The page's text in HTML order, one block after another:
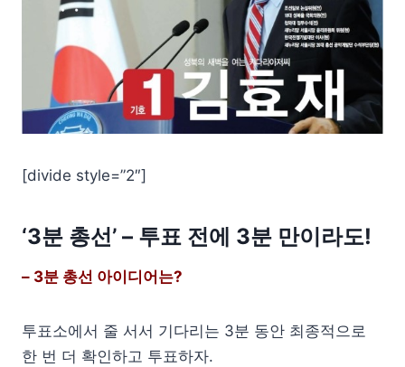
[divide style=”2″]
‘3분 총선’ – 투표 전에 3분 만이라도!
– 3분 총선 아이디어는?
투표소에서 줄 서서 기다리는 3분 동안 최종적으로
한 번 더 확인하고 투표하자.